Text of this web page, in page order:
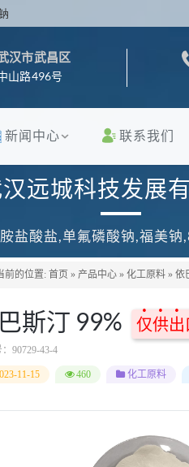
汉市武昌区
山路496号
新闻中心 联系我们
远城科技发展
盐酸盐,单氟磷酸钠,福美
前的位置: 首页 » 产品中心 » 化工原料 » 依
斯汀 99% 仅供出
90729-43-4
11-15 460 化工原料